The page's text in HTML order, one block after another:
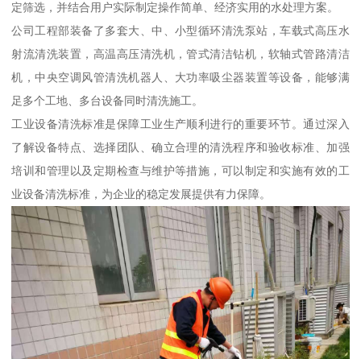
定筛选，并结合用户实际制定操作简单、经济实用的水处理方案。
公司工程部装备了多套大、中、小型循环清洗泵站，车载式高压水
射流清洗装置，高温高压清洗机，管式清洁钻机，软轴式管路清洁
机，中央空调风管清洗机器人、大功率吸尘器装置等设备，能够满
足多个工地、多台设备同时清洗施工。
工业设备清洗标准是保障工业生产顺利进行的重要环节。通过深入
了解设备特点、选择团队、确立合理的清洗程序和验收标准、加强
培训和管理以及定期检查与维护等措施，可以制定和实施有效的工
业设备清洗标准，为企业的稳定发展提供有力保障。